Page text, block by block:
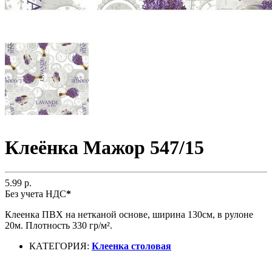
Клеёнка Мажор 547/15
5.99 р.
Без учета НДС*
Клеенка ПВХ на нетканой основе, ширина 130см, в рулоне
20м. Плотность 330 гр/м².
КАТЕГОРИЯ: Клеенка столовая